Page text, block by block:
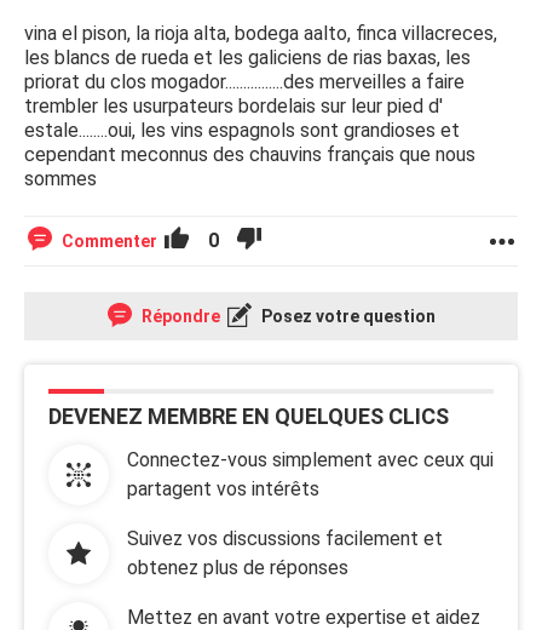
vina el pison, la rioja alta, bodega aalto, finca villacreces,
les blancs de rueda et les galiciens de rias baxas, les
priorat du clos mogador................des merveilles a faire
trembler les usurpateurs bordelais sur leur pied d'
estale........oui, les vins espagnols sont grandioses et
cependant meconnus des chauvins français que nous
sommes
Commenter 0
Répondre Posez votre question
DEVENEZ MEMBRE EN QUELQUES CLICS
Connectez-vous simplement avec ceux qui
partagent vos intérêts
Suivez vos discussions facilement et
obtenez plus de réponses
Mettez en avant votre expertise et aidez